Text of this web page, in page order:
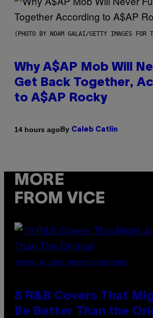
(PHOTO BY NOAM GALAI/GETTY IMAGES FOR
Why A$AP Mob Will
Get Back Together,
to A$AP Rocky
14 hours agoBy Caleb Catlin
MORE
FROM VICE
(PHOTO BY EBET ROBERTS/REDFERNS)
8 R&B Covers That
Be Better Than the